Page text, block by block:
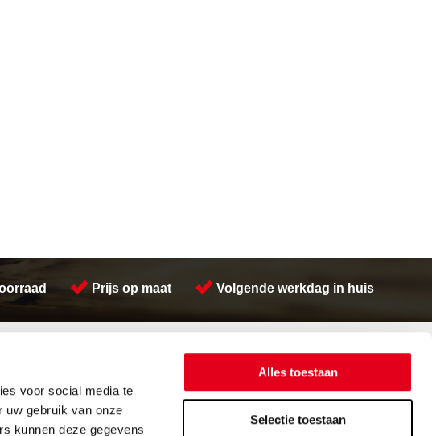
voor social media te
uw gebruik van onze
kunnen deze gegevens
Alles toestaan
Selectie toestaan
Prijs op maat Volgende werkdag in huis
platen
Meeuwsen Trade & Metal Services B.V.
Telefoon:
(0113) 57 38 78